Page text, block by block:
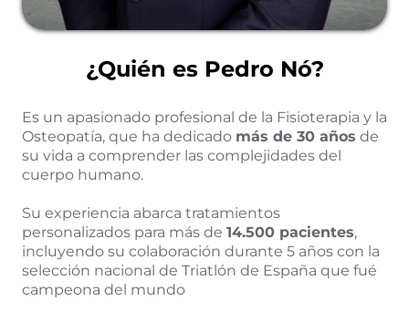
¿Quién es Pedro Nó?
Es un apasionado profesional de la Fisioterapia y la
Osteopatía, que ha dedicado más de 30 años de
su vida a comprender las complejidades del
cuerpo humano.
Su experiencia abarca tratamientos
personalizados para más de 14.500 pacientes,
incluyendo su colaboración durante 5 años con la
selección nacional de Triatlón de España que fué
campeona del mundo